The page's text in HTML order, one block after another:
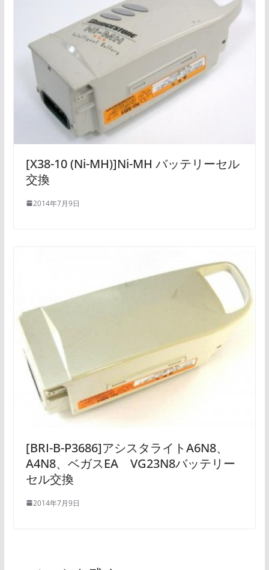
[X38-10 (Ni-MH)]Ni-MH バッテリーセル
交換
2014年7月9日
[BRI-B-P3686]アシスタライトA6N8、
A4N8、ベガスEA VG23N8バッテリー
セル交換
2014年7月9日